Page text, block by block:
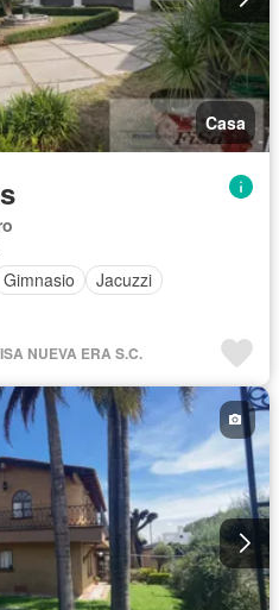
Casa
Gimnasio
Jacuzzi
NUEVA ERA S.C.